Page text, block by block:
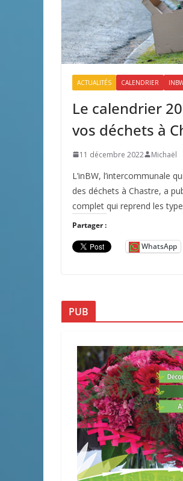
ACTUALITÉS CALENDRIER
Le calendrier
vos déchets à
11 décembre 2022 Michaël
L’inBW, l’intercommunale
des déchets à Chastre, a
complet qui reprend les
Partager :
WhatsApp
PUB